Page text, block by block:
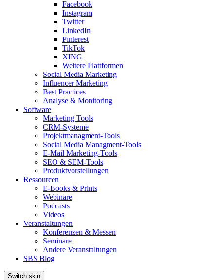
Facebook
Instagram
Twitter
LinkedIn
Pinterest
TikTok
XING
Weitere Plattformen
Social Media Marketing
Influencer Marketing
Best Practices
Analyse & Monitoring
Software
Marketing Tools
CRM-Systeme
Projektmanagment-Tools
Social Media Managment-Tools
E-Mail Marketing-Tools
SEO & SEM-Tools
Produktvorstellungen
Ressourcen
E-Books & Prints
Webinare
Podcasts
Videos
Veranstaltungen
Konferenzen & Messen
Seminare
Andere Veranstaltungen
SBS Blog
Switch skin